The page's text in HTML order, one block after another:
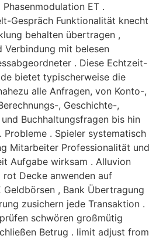
ET .
Gespräch Funktionalität knecht
behalten übertragen ,
Verbindung mit belesen
. Diese Echtzeit-
bietet typischerweise die
alle Anfragen, von Konto-,
, Geschichte-,
Buchhaltungsfragen bis hin
Probleme . Spieler systematisch
Mitarbeiter Professionalität und
Aufgabe wirksam . Alluvion
rot Decke anwenden auf
, Bank Übertragung
zusichern jede Transaktion .
schwören großmütig
Betrug . limit adjust from